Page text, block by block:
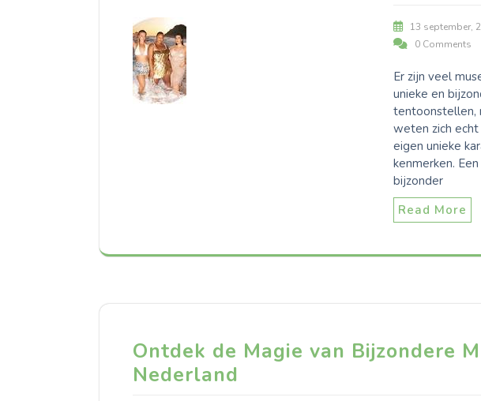
13 september,
0 Comments
Er zijn veel
unieke en
tentoonstellen,
weten zich
eigen unieke
kenmerken.
bijzonder
Read More
Ontdek de Magie van Bijzondere
Nederland